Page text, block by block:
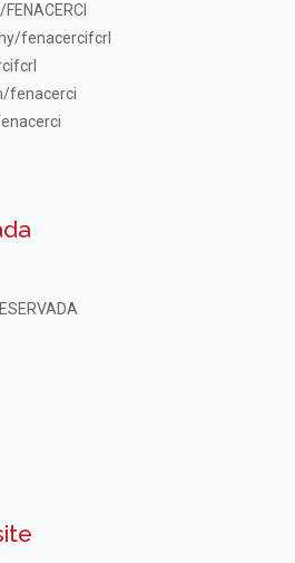
fenacercifcrl
fenacerci